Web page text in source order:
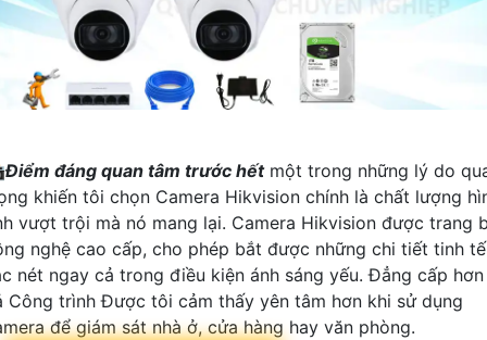
Điểm đáng quan tâm trước hếtmột trong những lý do
khiến tôi chọn Camera Hikvision chính là chất lượng
vượt trội mà nó mang lại. Camera Hikvision được trang
nghệ cao cấp, cho phép bắt được những chi tiết tinh
nét ngay cả trong điều kiện ánh sáng yếu. Đẳng cấp hơn
Công trình Được tôi cảm thấy yên tâm hơn khi sử dụng
để giám sát nhà ở, cửa hàng hay văn phòng.